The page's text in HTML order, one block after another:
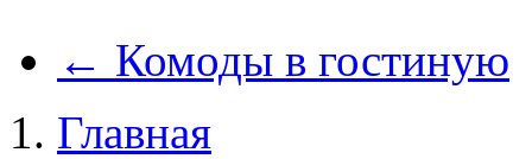
← Комоды в гостиную
Главная